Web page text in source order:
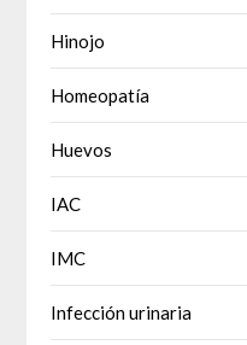
Hinojo
Homeopatía
Huevos
IAC
IMC
Infección urinaria